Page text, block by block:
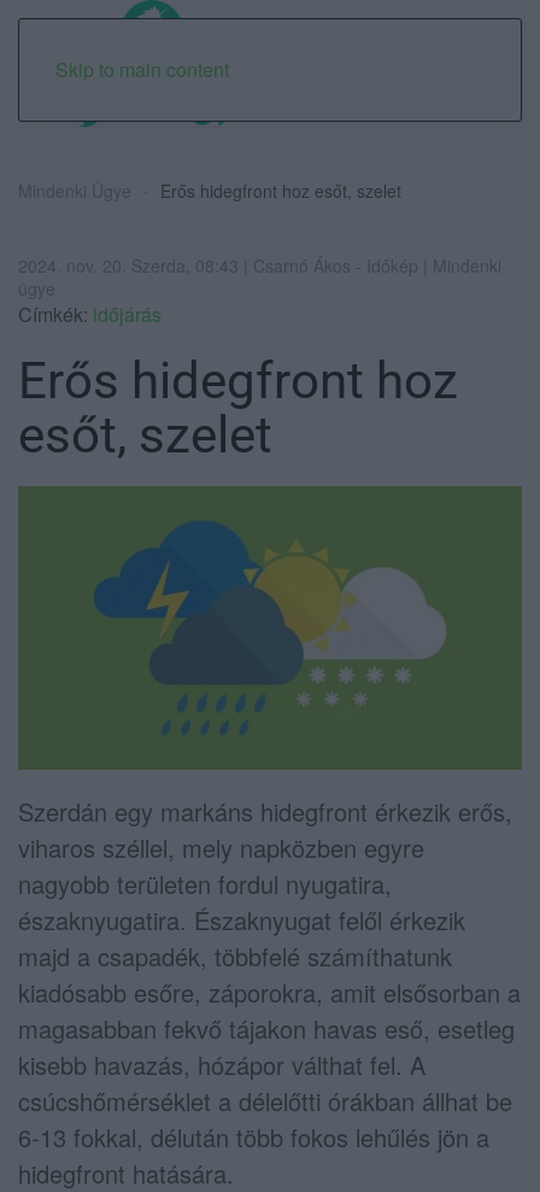
Skip to main content
Mindenki Ügye Erős hidegfront hoz esőt, szelet
2024. nov. 20. Szerda, 08:43 | Csarnó Ákos - Időkép | Mindenki
ügye
Címkék: időjárás
Erős hidegfront hoz
esőt, szelet
Szerdán egy markáns hidegfront érkezik erős,
viharos széllel, mely napközben egyre
nagyobb területen fordul nyugatira,
északnyugatira. Északnyugat felől érkezik
majd a csapadék, többfelé számíthatunk
kiadósabb esőre, záporokra, amit elsősorban a
magasabban fekvő tájakon havas eső, esetleg
kisebb havazás, hózápor válthat fel. A
csúcshőmérséklet a délelőtti órákban állhat be
6-13 fokkal, délután több fokos lehűlés jön a
hidegfront hatására.